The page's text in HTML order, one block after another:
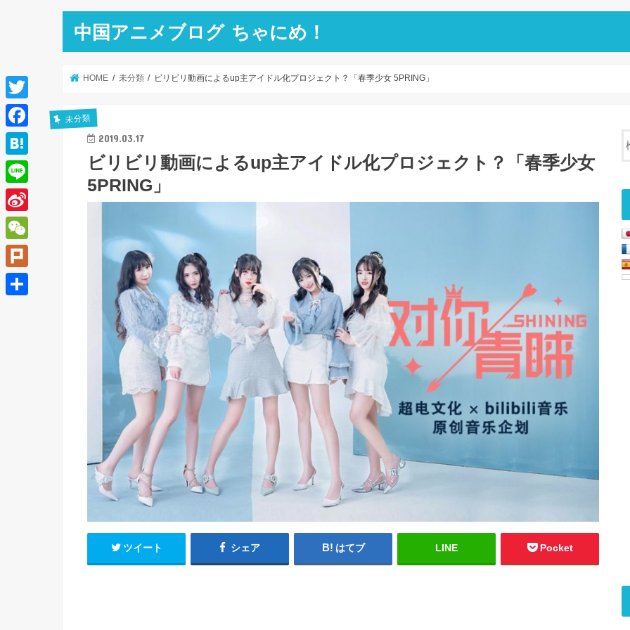
中国アニメブログ ちゃにめ！
HOME 未分類 ビリビリ動画によるup主アイドル化プロジェクト？「春季少女 5PRING」
未分類
2019.03.17
ビリビリ動画によるup主アイドル化プロジェクト？「春季少女
5PRING」
ツイート シェア はてブ LINE Pocket
T
w
i
t
e
r
F
a
c
e
b
o
o
k
H
a
t
e
a
L
i
n
e
S
i
n
a
W
e
C
P